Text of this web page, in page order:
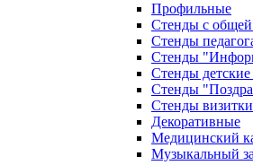
Профильные
Стенды с
Стенды
Стенды
Стенды
Стенды
Стенды визитки
Декоративные
Медицинский
Музыкальный